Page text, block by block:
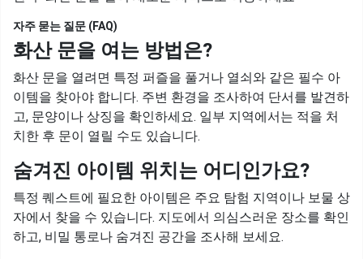
자주 묻는 질문 (FAQ)
화산 문을 여는 방법은?
화산 문을 열려면 특정 퍼즐을 풀거나 열쇠와 같은 필수 아
이템을 찾아야 합니다. 주변 환경을 조사하여 단서를 발견하
고, 문양이나 상징을 확인하세요. 일부 지역에서는 적을 처
치한 후 문이 열릴 수도 있습니다.
숨겨진 아이템 위치는 어디인가요?
특정 퀘스트에 필요한 아이템은 주요 탐험 지역이나 보물 상
자에서 찾을 수 있습니다. 지도에서 의심스러운 장소를 확인
하고, 비밀 통로나 숨겨진 공간을 조사해 보세요.